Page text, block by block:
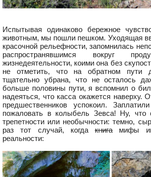
Испытывая одинаково бережное
животным, мы пошли пешком. Уходящая
красочной рельефности, запомнилась
распространявшимся вокруг
жизнедеятельности, коими она без
не отметить, что на обратном пути
тщательно убрана, что не осталось
больше половины пути, я вспомнил о
надеяться, что касса окажется наверху.
предшественников успокоил.
пожаловать в колыбель Зевса! Ну, что
трепетности или необычности: темно,
раз тот случай, когдакнигамифы
реальности: